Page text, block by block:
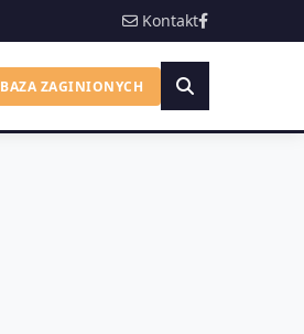
Kontakt
BAZA ZAGINIONYCH